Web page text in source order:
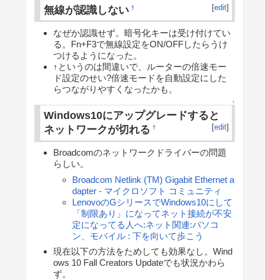
無線が認識しない † [edit]
なぜか認識せず。暗号化キーは受け付けてい
る。Fn+F3で無線設定をON/OFFしたらうけ
つけるようになった。
↑というのは間違いで、ルーターの倍速モー
ド設定のせい?倍速モードを自動設定にした
らつながりやすくなったかも。
↑
Windows10にアップグレードすると
ネットワークが切れる † [edit]
Broadcomのネットワークドライバーの問題
らしい。
Broadcom Netlink (TM) Gigabit Ethernet a
dapter - マイクロソフト コミュニティ
LenovoのGシリースでWindows10にして
「制限あり」になってネット接続が不安
定になってる人へ:ネット関連:パソコ
ン、モバイル : 下を向いて歩こう
現在以下の方法をためしても効果なし。Wind
ows 10 Fall Creators Updateでも状況かわら
ず。